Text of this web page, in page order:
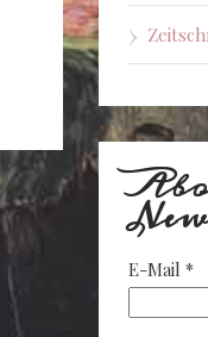
E-Mail *